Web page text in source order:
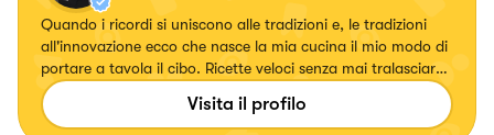
Quando i ricordi si uniscono alle tradizioni e, le tradizioni
all'innovazione ecco che nasce la mia cucina il mio modo di
portare a tavola il cibo. Ricette veloci senza mai tralasciare
il gusto.
Visita il profilo